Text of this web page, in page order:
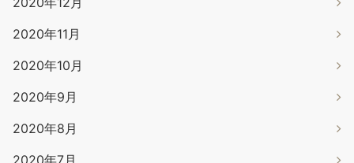
2020年11月
2020年10月
2020年9月
2020年8月